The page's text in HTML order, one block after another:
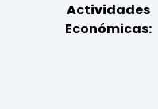
Actividades
Económicas: